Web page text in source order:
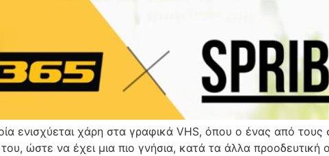
ενισχύεται χάρη στα γραφικά VHS, όπου ο ένας από τους
ώστε να έχει μια πιο γνήσια, κατά τα άλλα προοδευτική